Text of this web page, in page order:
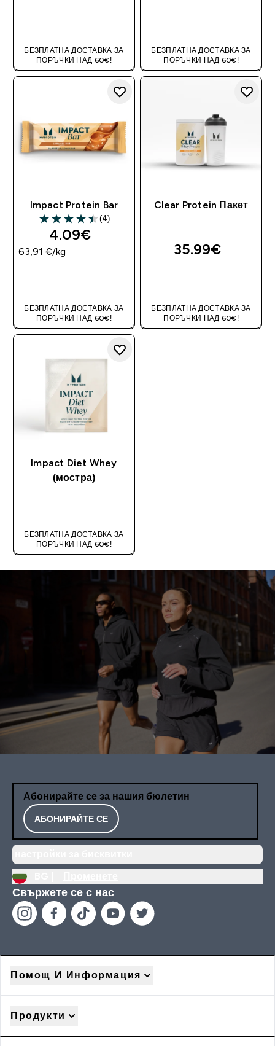
БЕЗПЛАТНА ДОСТАВКА ЗА
ПОРЪЧКИ НАД 60€!
БЕЗПЛАТНА ДОСТАВКА ЗА
ПОРЪЧКИ НАД 60€!
Impact Protein Bar
4.5 out of 5 stars
(4)
4.09€‎
63,91 €‎/kg
БЕЗПЛАТНА ДОСТАВКА ЗА
ПОРЪЧКИ НАД 60€!
Clear Protein Пакет
35.99€‎
БЕЗПЛАТНА ДОСТАВКА ЗА
ПОРЪЧКИ НАД 60€!
Impact Diet Whey
(мостра)
БЕЗПЛАТНА ДОСТАВКА ЗА
ПОРЪЧКИ НАД 60€!
Абонирайте се за нашия бюлетин
АБОНИРАЙТЕ СЕ
Свържете се с нас
Помощ И Информация
Продукти